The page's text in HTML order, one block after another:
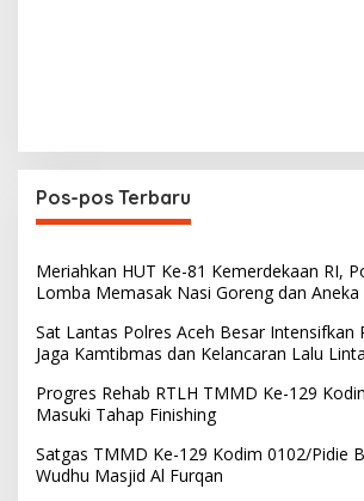
Pos-pos Terbaru
Meriahkan HUT Ke-81 Kemerdekaan RI,
Lomba Memasak Nasi Goreng dan
Sat Lantas Polres Aceh Besar Intensifkan
Jaga Kamtibmas dan Kelancaran Lalu
Progres Rehab RTLH TMMD Ke-129
Masuki Tahap Finishing
Satgas TMMD Ke-129 Kodim 0102/Pidie
Wudhu Masjid Al Furqan